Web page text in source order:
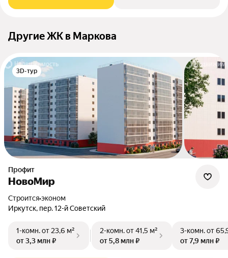
Другие ЖК в Маркова
3D-тур
Профит
НовоМир
Строится•эконом
Иркутск, пер. 12-й Советский
1-комн.от 23,6 м²
от 3,3 млн ₽
2-комн.от 41,5 м²
от 5,8 млн ₽
3-комн.от
от 7,9 млн ₽